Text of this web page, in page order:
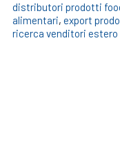
distributori prodotti
alimentari, export
ricerca venditori estero